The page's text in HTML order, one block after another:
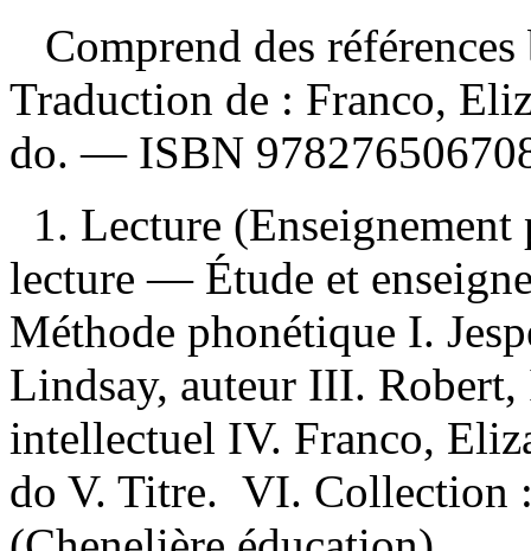
Comprend des
Traduction de : Franco,
do. — ISBN
1. Lecture
lecture — Étude et
Méthode phonétique I.
Lindsay, auteur III.
intellectuel IV. Franco,
do V. Titre. VI. Collection